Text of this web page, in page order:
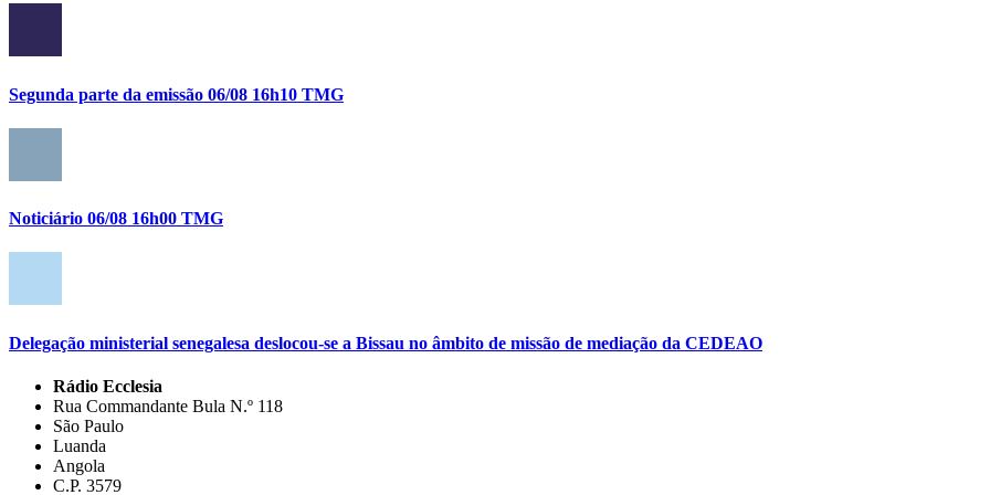
Segunda parte da emissão 06/08 16h10 TMG
Noticiário 06/08 16h00 TMG
Delegação ministerial senegalesa deslocou-se a Bissau no âmbito de missão de mediação da CEDEAO
Rádio Ecclesia
Rua Commandante Bula N.º 118
São Paulo
Luanda
Angola
C.P. 3579